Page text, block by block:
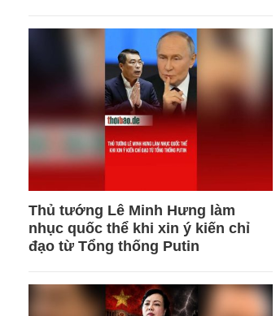
Thủ tướng Lê Minh Hưng làm
nhục quốc thể khi xin ý kiến chỉ
đạo từ Tổng thống Putin